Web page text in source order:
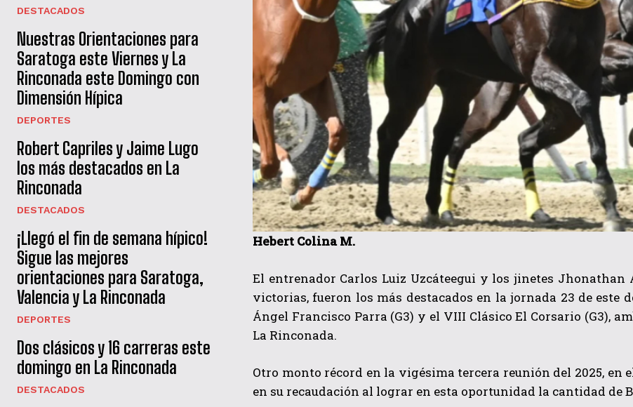
DESTACADOS
Nuestras Orientaciones para
Saratoga este Viernes y La
Rinconada este Domingo con
Dimensión Hípica
DEPORTES
Robert Capriles y Jaime Lugo
los más destacados en La
Rinconada
DESTACADOS
¡Llegó el fin de semana hípico!
Sigue las mejores
orientaciones para Saratoga,
Valencia y La Rinconada
DEPORTES
Dos clásicos y 16 carreras este
domingo en La Rinconada
DESTACADOS
Hebert Colina M.
El entrenador Carlos Luiz Uzcáteegui y los jinetes
victorias, fueron los más destacados en la jornada 23 de este
Ángel Francisco Parra (G3) y el VIII Clásico El Corsario (G3),
La Rinconada.
Otro monto récord en la vigésima tercera reunión del 2025, en
en su recaudación al lograr en esta oportunidad la cantidad de